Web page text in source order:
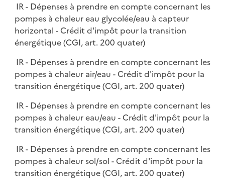
IR - Dépenses à prendre en compte concernant les
pompes à chaleur eau glycolée/eau à capteur
horizontal - Crédit d'impôt pour la transition
énergétique (CGI, art. 200 quater)
IR - Dépenses à prendre en compte concernant les
pompes à chaleur air/eau - Crédit d'impôt pour la
transition énergétique (CGI, art. 200 quater)
IR - Dépenses à prendre en compte concernant les
pompes à chaleur eau/eau - Crédit d'impôt pour la
transition énergétique (CGI, art. 200 quater)
IR - Dépenses à prendre en compte concernant les
pompes à chaleur sol/sol - Crédit d'impôt pour la
transition énergétique (CGI, art. 200 quater)